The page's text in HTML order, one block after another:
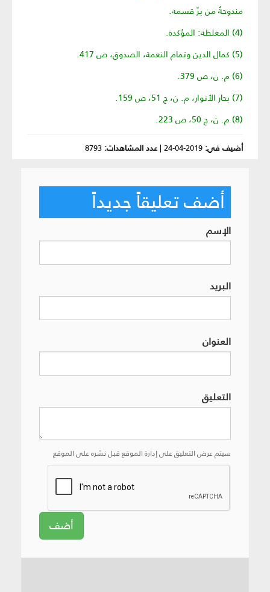
مندوحةٌ من برّ قسمه.
(4) المغلظة: المؤكدة.
(5) كمال الدين وتمام النعمة، الصدوق، ص 417.
(6) م. ن، ص 379.
(7) بحار الأنوار، م. ن، ج 51، ص 159.
(8) م. ن، ج 50، ص 223.
أضيف في: 2019-04-24
|عدد المشاهدات: 8793
أضف تعليقاً جديداً
الإسم
البريد
العنوان
التعليق
سيتم عرض التعليق على إدارة الموقع قبل نشره على الموقع
أضف